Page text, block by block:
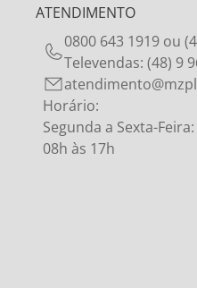
ATENDIMENTO
0800 643 1919 ou
Televendas: (48) 9
Horário:
Segunda a Sexta-Feira:
08h às 17h